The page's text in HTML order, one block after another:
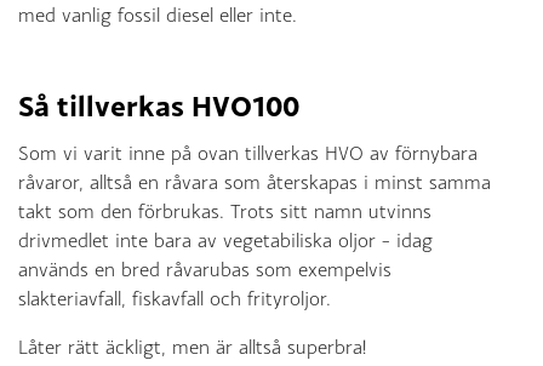
med vanlig fossil diesel eller inte.
Så tillverkas HVO100
Som vi varit inne på ovan tillverkas HVO av förnybara
råvaror, alltså en råvara som återskapas i minst samma
takt som den förbrukas. Trots sitt namn utvinns
drivmedlet inte bara av vegetabiliska oljor – idag
används en bred råvarubas som exempelvis
slakteriavfall, fiskavfall och frityroljor.
Låter rätt äckligt, men är alltså superbra!